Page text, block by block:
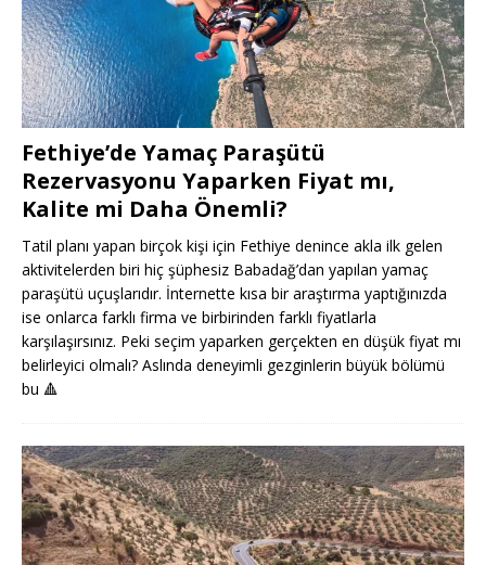
Fethiye’de Yamaç Paraşütü
Rezervasyonu Yaparken Fiyat mı,
Kalite mi Daha Önemli?
Tatil planı yapan birçok kişi için Fethiye denince akla ilk gelen
aktivitelerden biri hiç şüphesiz Babadağ’dan yapılan yamaç
paraşütü uçuşlarıdır. İnternette kısa bir araştırma yaptığınızda
ise onlarca farklı firma ve birbirinden farklı fiyatlarla
karşılaşırsınız. Peki seçim yaparken gerçekten en düşük fiyat mı
belirleyici olmalı? Aslında deneyimli gezginlerin büyük bölümü
bu 🔺